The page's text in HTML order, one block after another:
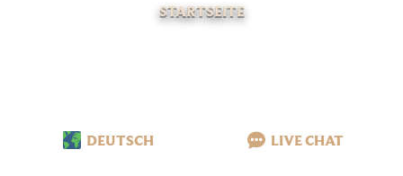
STARTSEITE
DEUTSCH LIVE CHAT